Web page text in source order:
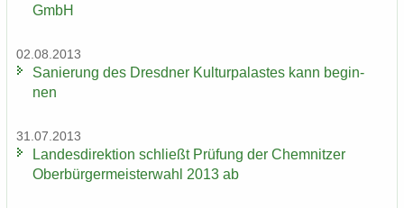
GmbH
02.08.2013
Sa­nie­rung des Dresd­ner Kul­tur­pa­las­tes kann be­gin­
nen
31.07.2013
Lan­des­di­rek­ti­on schließt Prü­fung der Chem­nit­zer
Ober­bür­ger­meis­ter­wahl 2013 ab